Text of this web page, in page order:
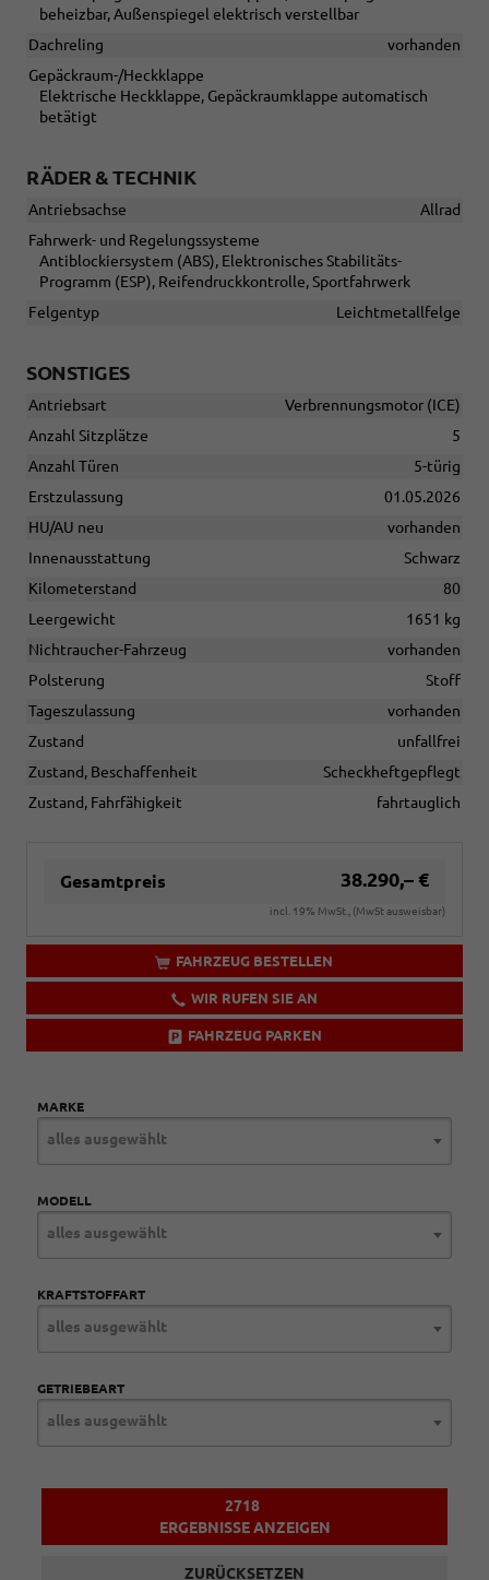
beheizbar, Außenspiegel elektrisch verstellbar
Dachreling
vorhanden
Gepäckraum-/Heckklappe
Elektrische Heckklappe, Gepäckraumklappe automatisch
betätigt
RÄDER & TECHNIK
Antriebsachse
Allrad
Fahrwerk- und Regelungssysteme
Antiblockiersystem (ABS), Elektronisches Stabilitäts-
Programm (ESP), Reifendruckkontrolle, Sportfahrwerk
Felgentyp
Leichtmetallfelge
SONSTIGES
Antriebsart
Verbrennungsmotor (ICE)
Anzahl Sitzplätze
5
Anzahl Türen
5-türig
Erstzulassung
01.05.2026
HU/AU neu
vorhanden
Innenausstattung
Schwarz
Kilometerstand
80
Leergewicht
1651 kg
Nichtraucher-Fahrzeug
vorhanden
Polsterung
Stoff
Tageszulassung
vorhanden
Zustand
unfallfrei
Zustand, Beschaffenheit
Scheckheftgepflegt
Zustand, Fahrfähigkeit
fahrtauglich
Gesamtpreis 38.290,– €
incl. 19% MwSt., (MwSt ausweisbar)
FAHRZEUG BESTELLEN
WIR RUFEN SIE AN
FAHRZEUG PARKEN
MARKE
alles ausgewählt
MODELL
alles ausgewählt
KRAFTSTOFFART
alles ausgewählt
GETRIEBEART
alles ausgewählt
2718
ERGEBNISSE ANZEIGEN
ZURÜCKSETZEN